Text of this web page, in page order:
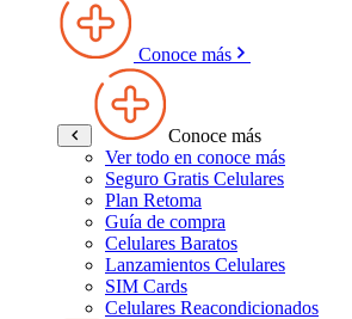
Conoce más
Conoce más
Ver todo en conoce más
Seguro Gratis Celulares
Plan Retoma
Guía de compra
Celulares Baratos
Lanzamientos Celulares
SIM Cards
Celulares Reacondicionados